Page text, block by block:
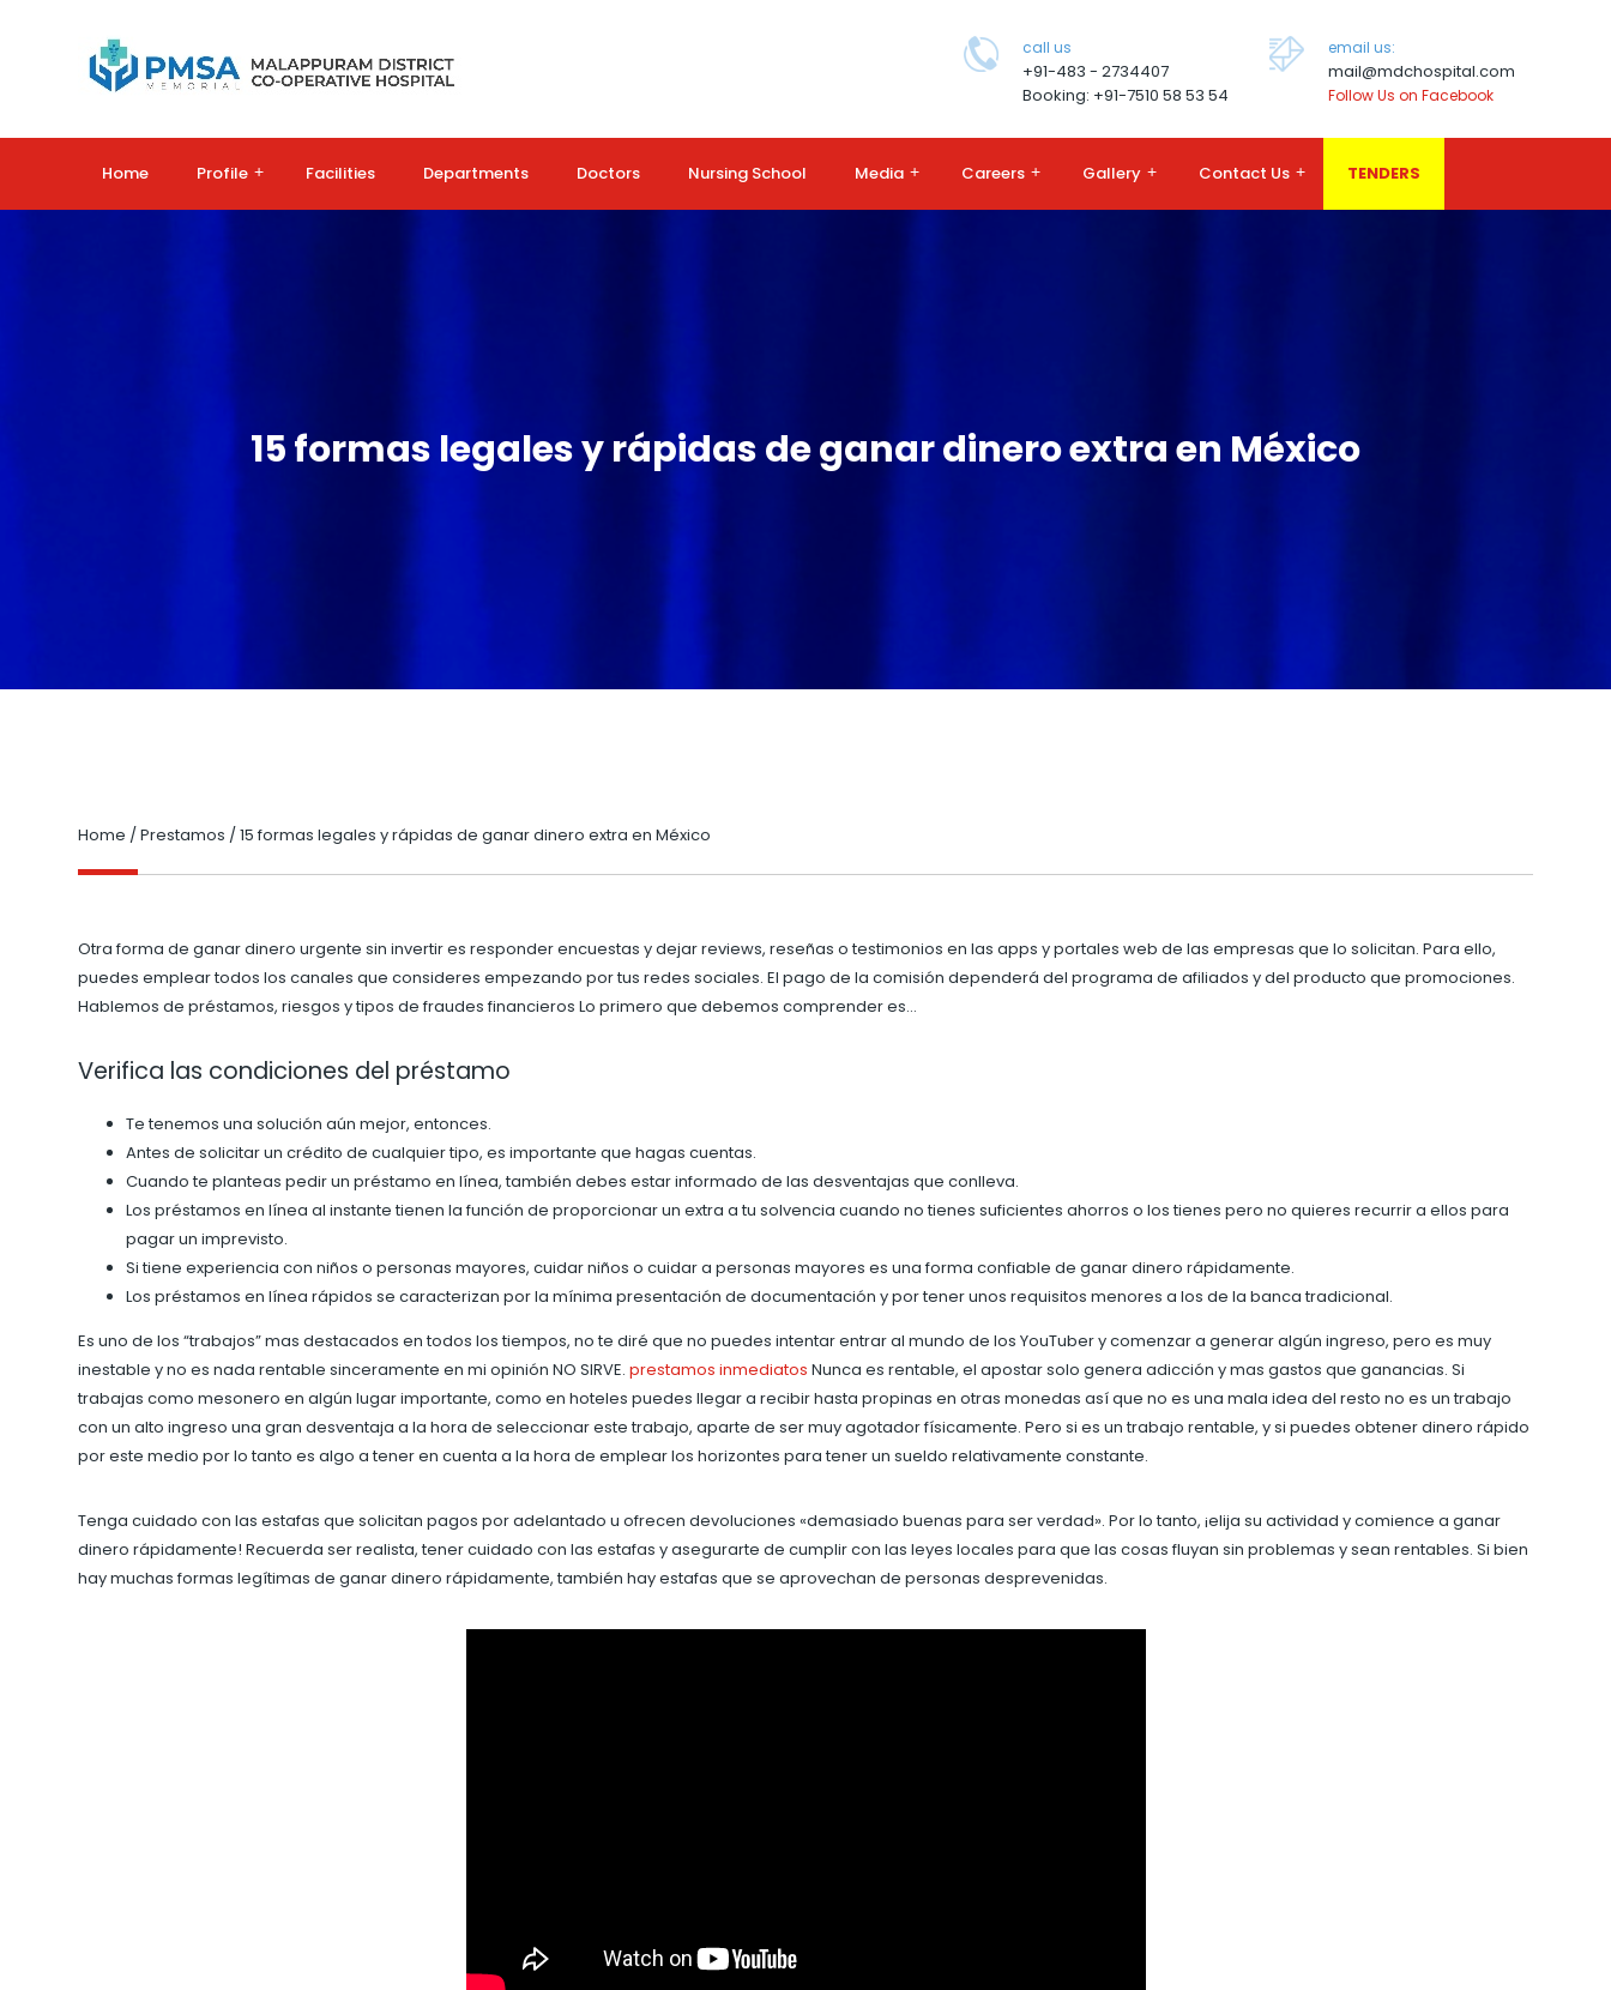
call us
+91-483 - 2734407
Booking: +91-7510 58 53 54
email us:
mail@mdchospital.com
Follow Us on Facebook
Home Profile + Facilities Departments Doctors Nursing School Media + Careers + Gallery + Contact Us + TENDERS
15 formas legales y rápidas de ganar dinero extra en México
Home /Prestamos /15 formas legales y rápidas de ganar dinero extra en México
Otra forma de ganar dinero urgente sin invertir es responder encuestas y dejar reviews, reseñas o testimonios en las apps y portales web de las empresas que lo solicitan. Para ello,
puedes emplear todos los canales que consideres empezando por tus redes sociales. El pago de la comisión dependerá del programa de afiliados y del producto que promociones.
Hablemos de préstamos, riesgos y tipos de fraudes financieros Lo primero que debemos comprender es…
Verifica las condiciones del préstamo
Te tenemos una solución aún mejor, entonces.
Antes de solicitar un crédito de cualquier tipo, es importante que hagas cuentas.
Cuando te planteas pedir un préstamo en línea, también debes estar informado de las desventajas que conlleva.
Los préstamos en línea al instante tienen la función de proporcionar un extra a tu solvencia cuando no tienes suficientes ahorros o los tienes pero no quieres recurrir a ellos para
pagar un imprevisto.
Si tiene experiencia con niños o personas mayores, cuidar niños o cuidar a personas mayores es una forma confiable de ganar dinero rápidamente.
Los préstamos en línea rápidos se caracterizan por la mínima presentación de documentación y por tener unos requisitos menores a los de la banca tradicional.
Es uno de los “trabajos” mas destacados en todos los tiempos, no te diré que no puedes intentar entrar al mundo de los YouTuber y comenzar a generar algún ingreso, pero es muy
inestable y no es nada rentable sinceramente en mi opinión NO SIRVE. prestamos inmediatos Nunca es rentable, el apostar solo genera adicción y mas gastos que ganancias. Si
trabajas como mesonero en algún lugar importante, como en hoteles puedes llegar a recibir hasta propinas en otras monedas así que no es una mala idea del resto no es un trabajo
con un alto ingreso una gran desventaja a la hora de seleccionar este trabajo, aparte de ser muy agotador físicamente. Pero si es un trabajo rentable, y si puedes obtener dinero rápido
por este medio por lo tanto es algo a tener en cuenta a la hora de emplear los horizontes para tener un sueldo relativamente constante.
Tenga cuidado con las estafas que solicitan pagos por adelantado u ofrecen devoluciones «demasiado buenas para ser verdad». Por lo tanto, ¡elija su actividad y comience a ganar
dinero rápidamente! Recuerda ser realista, tener cuidado con las estafas y asegurarte de cumplir con las leyes locales para que las cosas fluyan sin problemas y sean rentables. Si bien
hay muchas formas legítimas de ganar dinero rápidamente, también hay estafas que se aprovechan de personas desprevenidas.